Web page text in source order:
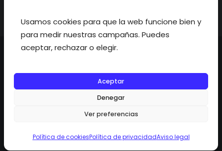
Usamos cookies para que la web funcione bien y
para medir nuestras campañas. Puedes
aceptar, rechazar o elegir.
Aceptar
Denegar
Ver preferencias
Política de cookiesPolítica de privacidadAviso legal
©2026 fisioterapiatualcance todos los derechos reservados.